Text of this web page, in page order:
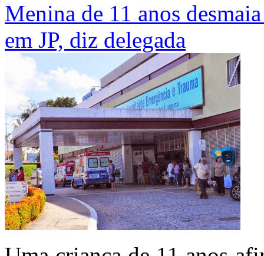
Menina de 11 anos
em JP, diz delegada